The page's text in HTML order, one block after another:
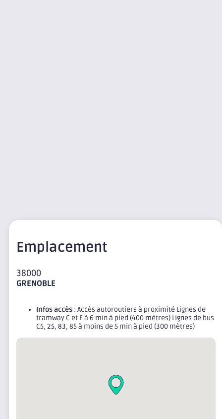
Emplacement
38000
GRENOBLE
Infos accès : Accès autoroutiers à proximité Lignes de
tramway C et E à 6 min à pied (400 mètres) Lignes de bus
C5, 25, 83, 85 à moins de 5 min à pied (300 mètres)